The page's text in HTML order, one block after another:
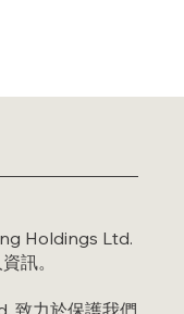
Holdings Ltd.
訊。
致力於保護我們